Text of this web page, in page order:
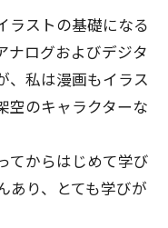
ラストの基礎になる
ナログおよびデジタ
、私は漫画もイラス
空のキャラクターな
てからはじめて学び
あり、とても学びが